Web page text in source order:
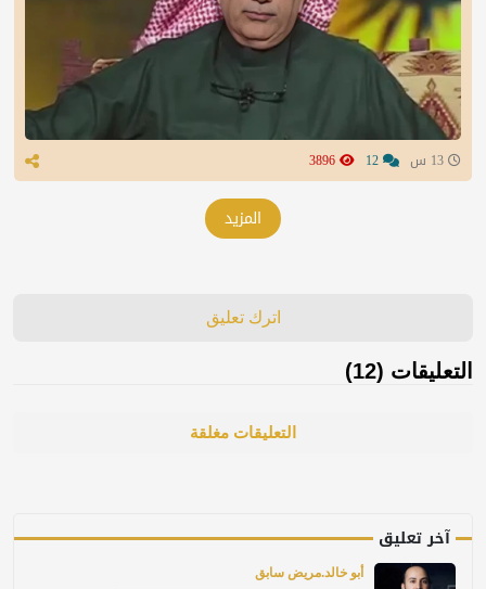
المزيد
اترك تعليق
التعليقات (12)
التعليقات مغلقة
آخر تعليق
أبو خالد.مريض سابق